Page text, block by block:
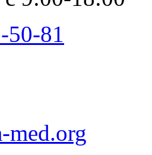
81
med.org